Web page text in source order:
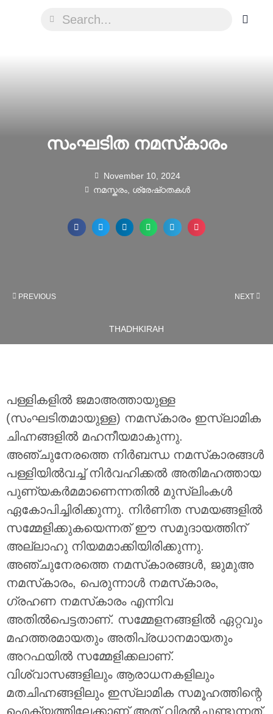
സംഘടിത നമസ്‌കാരം
November 10, 2024
നമസ്കരം ശ്രേഷ്‌ഠതകൾ
PREVIOUS NEXT
THADHKIRAH
പള്ളികളിൽ ജമാഅത്തായുള്ള
(സംഘടിതമായുള്ള) നമസ്‌കാരം ഇസ്‌ലാമിക
ചിഹ്നങ്ങളിൽ മഹനീയമാകുന്നു.
അഞ്ചുനേരത്തെ നിർബന്ധ നമസ്‌കാരങ്ങൾ
പള്ളിയിൽവച്ച് നിർവഹിക്കൽ അതിമഹത്തായ
പുണ്യകർമമാണെന്നതിൽ മുസ്‌ലിംകൾ
ഏകോപിച്ചിരിക്കുന്നു. നിർണിത സമയങ്ങളിൽ
സമ്മേളിക്കുകയെന്നത് ഈ സമുദായത്തിന്
അല്ലാഹു നിയമമാക്കിയിരിക്കുന്നു.
അഞ്ചുനേരത്തെ നമസ്‌കാരങ്ങൾ, ജുമുഅ
നമസ്‌കാരം, പെരുന്നാൾ നമസ്‌കാരം,
ഗ്രഹണ നമസ്‌കാരം എന്നിവ
അതിൽപെട്ടതാണ്. സമ്മേളനങ്ങളിൽ ഏറ്റവും
മഹത്തരമായതും അതിപ്രധാനമായതും
അറഫയിൽ സമ്മേളിക്കലാണ്.
വിശ്വാസങ്ങളിലും ആരാധനകളിലും
മതചിഹ്നങ്ങളിലും ഇസ്‌ലാമിക സമൂഹത്തിന്റെ
ഐക്യത്തിലേക്കാണ് അത് വിരൽചൂണ്ടുന്നത്.